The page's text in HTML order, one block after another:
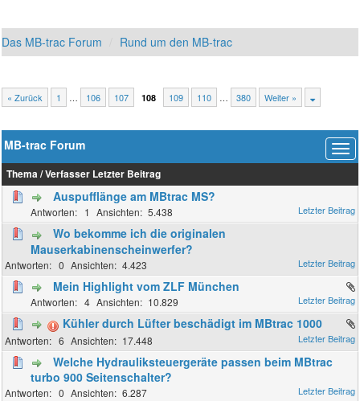
Das MB-trac Forum Rund um den MB-trac
« Zurück 1 … 106 107 108 109 110 … 380 Weiter »
MB-trac Forum
Thema /Verfasser Letzter Beitrag
Auspufflänge am MBtrac MS?
1 5.438
Wo bekomme ich die originalen
Mauserkabinenscheinwerfer?
0 4.423
Mein Highlight vom ZLF München
4 10.829
Kühler durch Lüfter beschädigt im MBtrac 1000
6 17.448
Welche Hydrauliksteuergeräte passen beim MBtrac
turbo 900 Seitenschalter?
0 6.287